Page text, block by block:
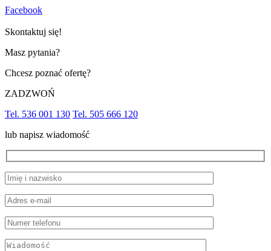
Facebook
Skontaktuj się!
Masz pytania?
Chcesz poznać ofertę?
ZADZWOŃ
Tel. 536 001 130 Tel. 505 666 120
lub napisz wiadomość